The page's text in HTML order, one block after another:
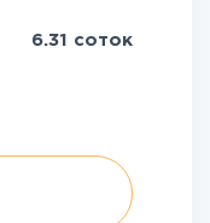
6.31 соток